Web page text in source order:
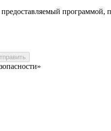
предоставляемый